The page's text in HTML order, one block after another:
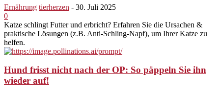
Ernährung tierherzen - 30. Juli 2025
0
Katze schlingt Futter und erbricht? Erfahren Sie die Ursachen &
praktische Lösungen (z.B. Anti-Schling-Napf), um Ihrer Katze zu
helfen.
Hund frisst nicht nach der OP: So päppeln Sie ihn
wieder auf!